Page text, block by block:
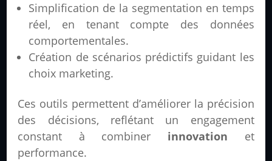
Simplification de la segmentation en temps
réel, en tenant compte des données
comportementales.
Création de scénarios prédictifs guidant les
choix marketing.
Ces outils permettent d’améliorer la précision
des décisions, reflétant un engagement
constant à combiner innovation et
performance.